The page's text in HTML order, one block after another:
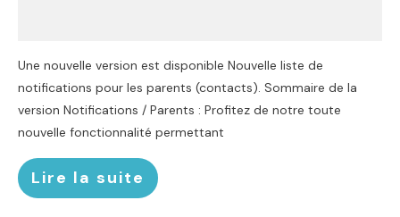
Une nouvelle version est disponible Nouvelle liste de
notifications pour les parents (contacts). Sommaire de la
version Notifications / Parents : Profitez de notre toute
nouvelle fonctionnalité permettant
Lire la suite